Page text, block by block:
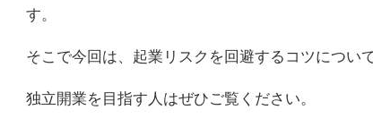
す。
そこで今回は、起業リスクを回避するコツについ
独立開業を目指す人はぜひご覧ください。